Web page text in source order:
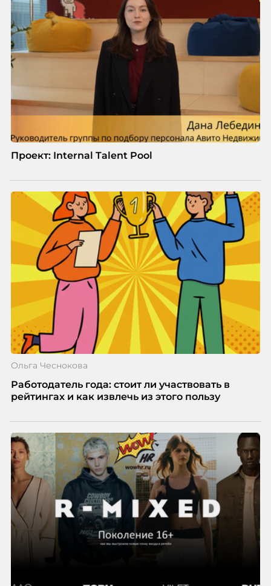
Проект: Internal Talent Pool
Ольга Чеснокова
Работодатель года: стоит ли участвовать в
рейтингах и как извлечь из этого пользу